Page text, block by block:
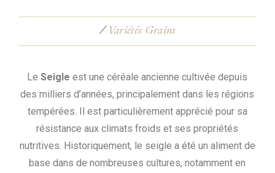
Variétés Grains
LeSeigle est une céréale ancienne cultivée depuis
des milliers d’années, principalement dans les régions
tempérées. Il est particulièrement apprécié pour sa
résistance aux climats froids et ses propriétés
nutritives. Historiquement, le seigle a été un aliment de
base dans de nombreuses cultures, notamment en